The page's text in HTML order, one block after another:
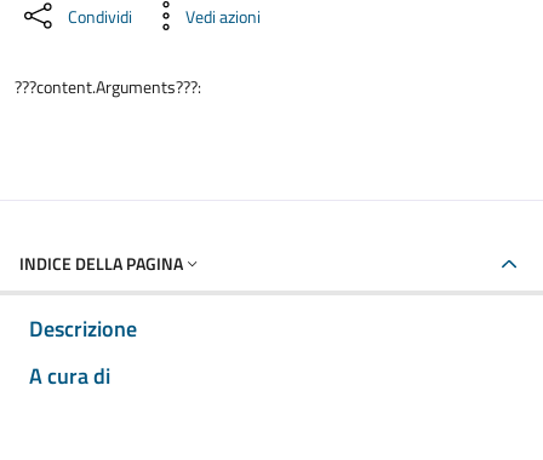
Condividi Vedi azioni
???content.Arguments???:
INDICE DELLA PAGINA
Descrizione
A cura di